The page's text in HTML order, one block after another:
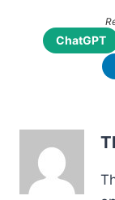
ChatGPT